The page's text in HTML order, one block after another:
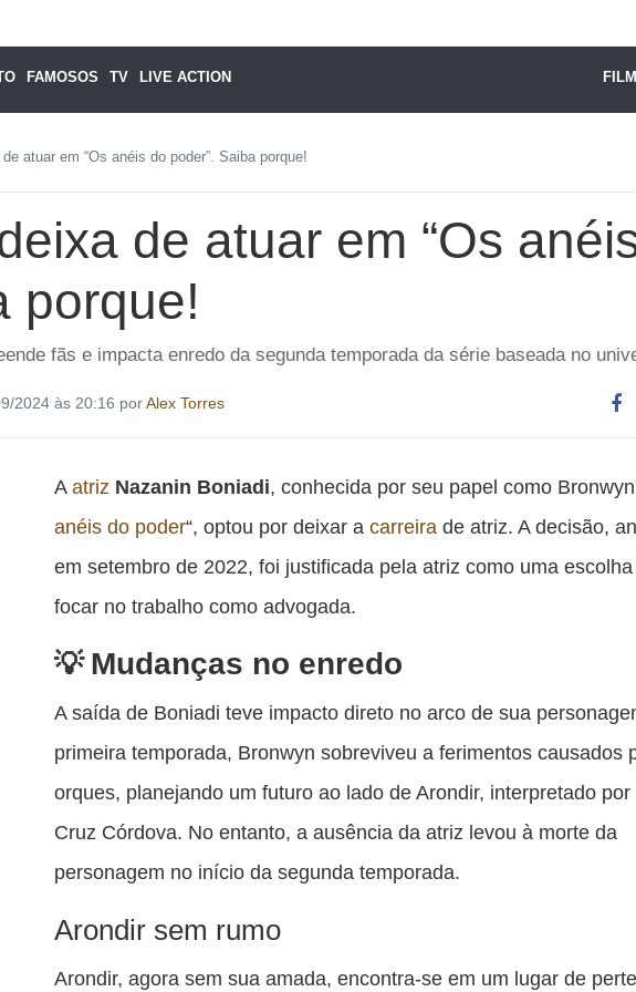
FAMOSOS TV LIVE ACTION
atuar em “Os anéis do poder”. Saiba porque!
de atuar em “Os
porque!
fãs e impacta enredo da segunda temporada da série baseada no
2024 às 20:16 porAlex Torres
Aatriz Nazanin Boniadi, conhecida por seu papel como
anéis do poder“, optou por deixar acarreira de atriz. A decisão,
em setembro de 2022, foi justificada pela atriz como uma
focar no trabalho como advogada.
Mudanças no enredo
A saída de Boniadi teve impacto direto no arco de sua
primeira temporada, Bronwyn sobreviveu a ferimentos causados
orques, planejando um futuro ao lado de Arondir, interpretado por
Cruz Córdova. No entanto, a ausência da atriz levou à morte da
personagem no início da segunda temporada.
Arondir sem rumo
Arondir, agora sem sua amada, encontra-se em um lugar de